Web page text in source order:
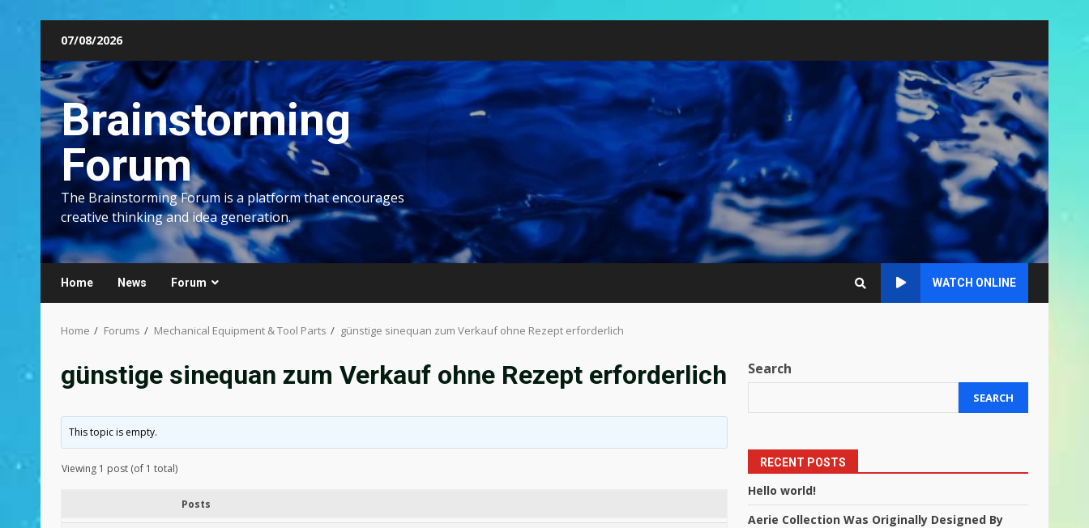
content
07/08/2026
Brainstorming
Forum
The Brainstorming Forum is a platform that encourages
creative thinking and idea generation.
Home News Forum WATCH ONLINE
Home Forums Mechanical Equipment & Tool Parts günstige sinequan zum Verkauf ohne Rezept erforderlich
günstige sinequan zum Verkauf ohne Rezept erforderlich
This topic is empty.
Viewing 1 post (of 1 total)
Posts
Search
SEARCH
RECENT POSTS
Hello world!
Aerie Collection Was Originally Designed By